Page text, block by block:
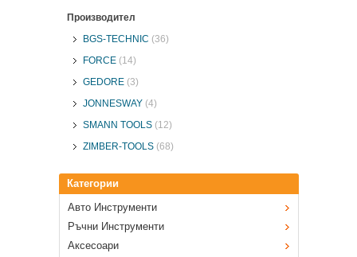
Производител
BGS-TECHNIC (36)
FORCE(14)
GEDORE(3)
JONNESWAY(4)
SMANN TOOLS(12)
ZIMBER-TOOLS(68)
Категории
Авто Инструменти
Ръчни Инструменти
Аксесоари